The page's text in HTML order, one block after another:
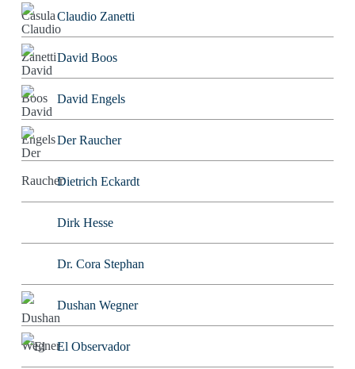
Claudio Zanetti
David Boos
David Engels
Der Raucher
Dietrich Eckardt
Dirk Hesse
Dr. Cora Stephan
Dushan Wegner
El Observador